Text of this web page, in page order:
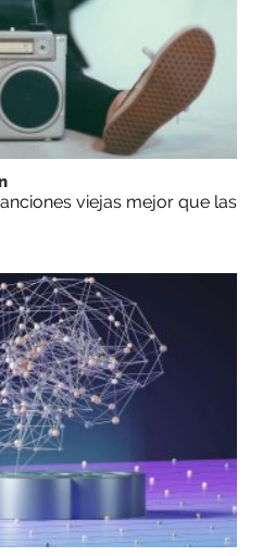
viejas mejor que las